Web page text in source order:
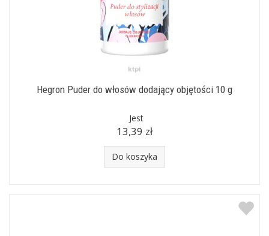
Hegron Puder do włosów dodający objętości 10 g
Jest
13,39 zł
Do koszyka